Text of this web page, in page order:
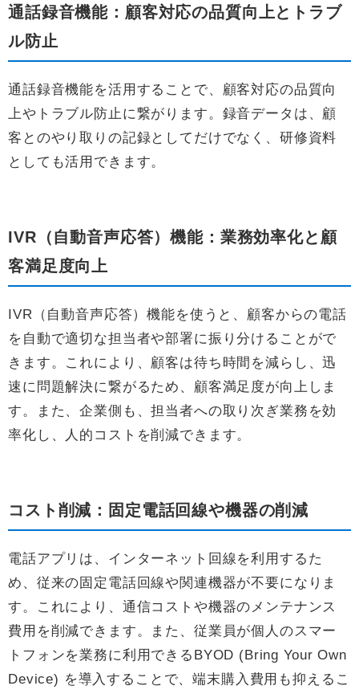
通話録音機能：顧客対応の品質向上とトラブ
ル防止
通話録音機能を活用することで、顧客対応の品質向
上やトラブル防止に繋がります。録音データは、顧
客とのやり取りの記録としてだけでなく、研修資料
としても活用できます。
IVR（自動音声応答）機能：業務効率化と顧
客満足度向上
IVR（自動音声応答）機能を使うと、顧客からの電話
を自動で適切な担当者や部署に振り分けることがで
きます。これにより、顧客は待ち時間を減らし、迅
速に問題解決に繋がるため、顧客満足度が向上しま
す。また、企業側も、担当者への取り次ぎ業務を効
率化し、人的コストを削減できます。
コスト削減：固定電話回線や機器の削減
電話アプリは、インターネット回線を利用するた
め、従来の固定電話回線や関連機器が不要になりま
す。これにより、通信コストや機器のメンテナンス
費用を削減できます。また、従業員が個人のスマー
トフォンを業務に利用できるBYOD (Bring Your Own
Device) を導入することで、端末購入費用も抑えるこ